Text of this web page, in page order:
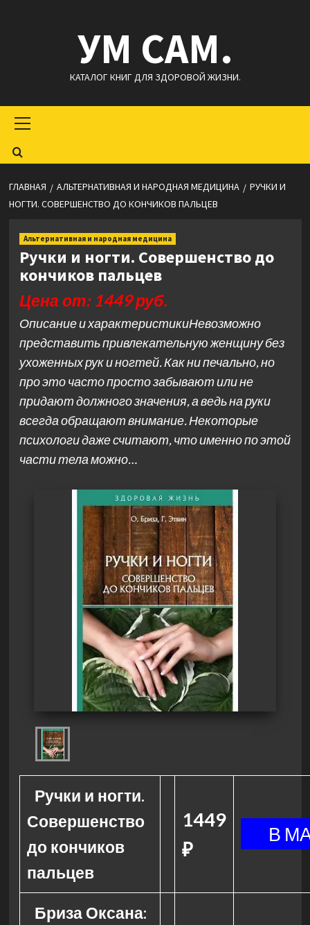
УМ САМ.
КАТАЛОГ КНИГ ДЛЯ ЗДОРОВОЙ ЖИЗНИ.
меню
ГЛАВНАЯ АЛЬТЕРНАТИВНАЯ И НАРОДНАЯ МЕДИЦИНА
РУЧКИ И
НОГТИ. СОВЕРШЕНСТВО ДО КОНЧИКОВ ПАЛЬЦЕВ
Альтернативная и народная медицина
Ручки и ногти. Совершенство до
кончиков пальцев
Цена от: 1449 руб.
Описание и характеристикиНевозможно
представить привлекательную женщину без
ухоженных рук и ногтей. Как ни печально, но
про это часто просто забывают или не
придают должного значения, а ведь на руки
всегда обращают внимание. Некоторые
психологи даже считают, что именно по этой
части тела можно…
Ручки и ногти.
Совершенство
до кончиков
пальцев
1449
₽
Бриза Оксана: